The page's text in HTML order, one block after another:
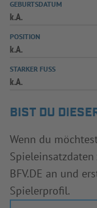
GEBURTSDATUM
k.A.
POSITION
k.A.
STARKER FUSS
k.A.
BIST DU
Wenn du
BFV.DE an und
Spielerprofil.